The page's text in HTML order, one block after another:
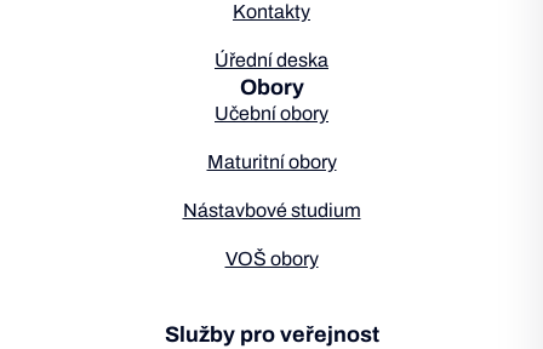
Kontakty
Úřední deska
Obory
Učební obory
Maturitní obory
Nástavbové studium
VOŠ obory
Služby pro veřejnost